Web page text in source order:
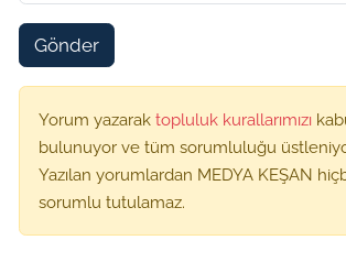
Gönder
Yorum yazarak topluluk kurallarımızı
bulunuyor ve tüm sorumluluğu
Yazılan yorumlardan MEDYA KEŞAN
sorumlu tutulamaz.